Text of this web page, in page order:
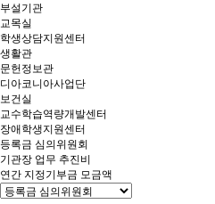
부설기관
교목실
학생상담지원센터
생활관
문헌정보관
디아코니아사업단
보건실
교수학습역량개발센터
장애학생지원센터
등록금 심의위원회
기관장 업무 추진비
연간 지정기부금 모금액